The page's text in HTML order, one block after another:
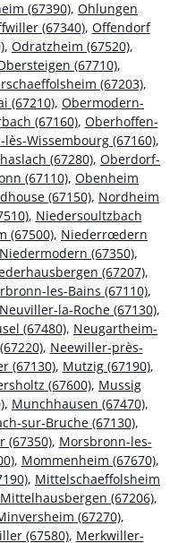
(67390), Ohlungen
(67340), Offendorf
, Odratzheim (67520),
(67710),
(67203),
(67210), Obermodern-
(67160), Oberhoffen-
Wissembourg (67160),
(67280), Oberdorf-
(67110), Obenheim
(67150), Nordheim
, Niedersoultzbach
(67500), Niederrœdern
Niedermodern (67350),
(67207),
les-Bains (67110),
Neuviller-la-Roche (67130),
(67480), Neugartheim-
, Neewiller-près-
(67130), Mutzig (67190),
(67600), Mussig
, Munchhausen (67470),
sur-Bruche (67130),
(67350), Morsbronn-les-
, Mommenheim (67670),
, Mittelschaeffolsheim
Mittelhausbergen (67206),
(67270),
(67580), Merkwiller-